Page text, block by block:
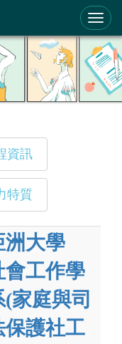
資訊
特質
洲大學
會工作學
(家庭與司
保護社工